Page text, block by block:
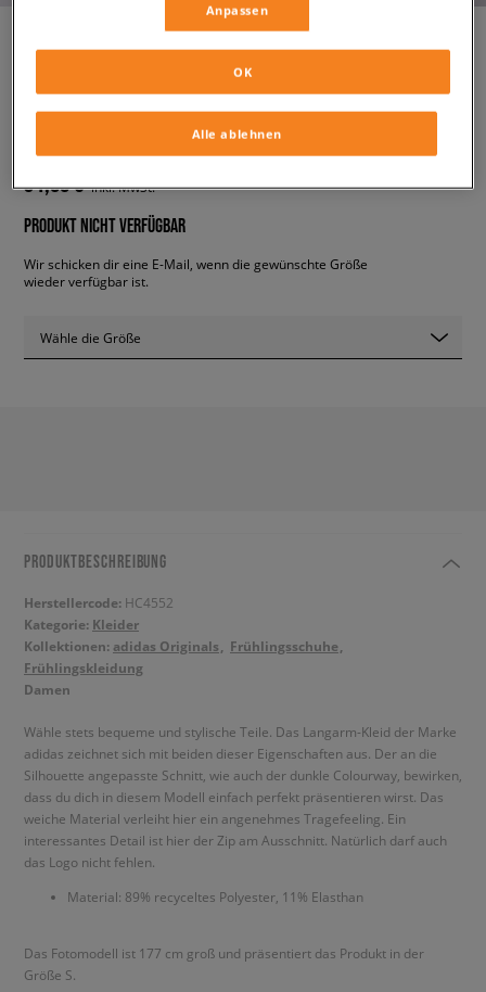
ADIDAS KLEID
damen, kleider
34,99 € inkl. MwSt.
PRODUKT NICHT VERFÜGBAR
Wir schicken dir eine E-Mail, wenn die gewünschte Größe
wieder verfügbar ist.
Wähle die Größe
PRODUKTBESCHREIBUNG
Herstellercode: HC4552
Kategorie: Kleider
Kollektionen: adidas Originals
Frühlingsschuhe
Frühlingskleidung
Damen
Wähle stets bequeme und stylische Teile. Das Langarm-Kleid der Marke
adidas zeichnet sich mit beiden dieser Eigenschaften aus. Der an die
Silhouette angepasste Schnitt, wie auch der dunkle Colourway, bewirken,
dass du dich in diesem Modell einfach perfekt präsentieren wirst. Das
weiche Material verleiht hier ein angenehmes Tragefeeling. Ein
interessantes Detail ist hier der Zip am Ausschnitt. Natürlich darf auch
das Logo nicht fehlen.
Material: 89% recyceltes Polyester, 11% Elasthan
Das Fotomodell ist 177 cm groß und präsentiert das Produkt in der
Größe S.
Anpassen
Alle ablehnen
OK